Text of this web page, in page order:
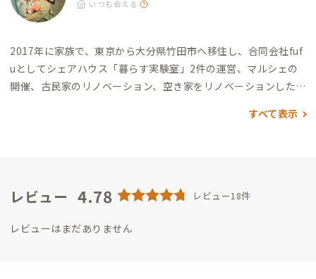
分（大分で一番古い和菓子屋。隣接喫茶有り） ・ヤマザキ今勢
屋：徒歩4分（サンドイッチが美味） 温泉 ・花水月：徒歩10分
から育てる染色作家の工房兼ギャラリー） ・paisano：徒歩2分
（革やリネンなどで作った革細工や古道具） ・不図：徒歩8分
（美術ユニットOlectronicaによる美術ギャラリー）
いつも会える
2017年に家族で、東京から大分県竹田市へ移住し、合同会社fuf
uとしてシェアハウス「暮らす実験室」2件の運営、マルシェの
開催、古民家のリノベーション、空き家をリノベーションしたホ
「人と自然とつながる、循環する暮らし」をテーマにしており、
元の自然栽培の農家さんに教えてもらいながらの米づくりを始
ながら「持続可能な農」を学び、豊かな食卓を楽しんでいます。
すべて表示
レビュー 4.78 レビュー18件
レビューはまだありません